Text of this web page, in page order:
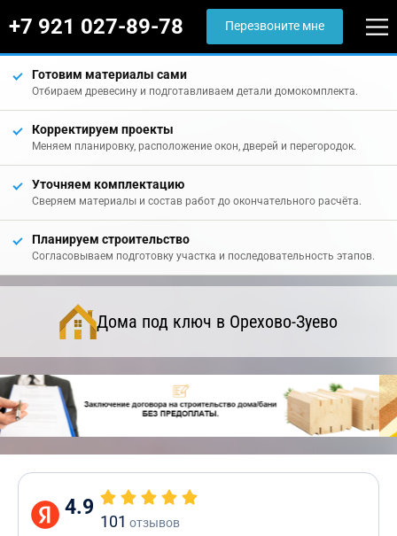
+7 921 027-89-78 Перезвоните мне
Готовим материалы сами
Отбираем древесину и подготавливаем детали домокомплекта.
Корректируем проекты
Меняем планировку, расположение окон, дверей и перегородок.
Уточняем комплектацию
Сверяем материалы и состав работ до окончательного расчёта.
Планируем строительство
Согласовываем подготовку участка и последовательность этапов.
Дома под ключ в Орехово-Зуево
4.9
101 отзывов